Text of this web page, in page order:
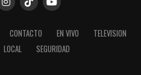
CONTACTO EN VIVO
TELEVISION
LOCAL SEGURIDAD